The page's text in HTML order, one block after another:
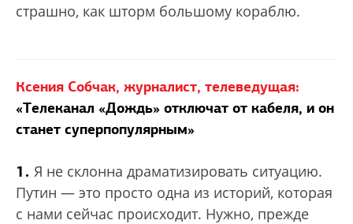
страшно, как шторм большому кораблю.
Ксения Собчак, журналист, телеведущая:
«Телеканал «Дождь» отключат от кабеля, и он
станет суперпопулярным»
1. Я не склонна драматизировать ситуацию.
Путин — это просто одна из историй, которая
с нами сейчас происходит. Нужно, прежде